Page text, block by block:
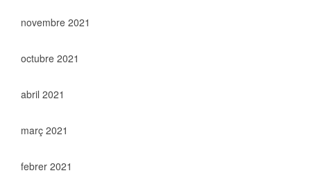
novembre 2021
octubre 2021
abril 2021
març 2021
febrer 2021